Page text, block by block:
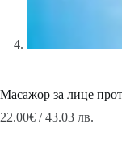
Масажор за лице
22.00€ / 43.03 лв.